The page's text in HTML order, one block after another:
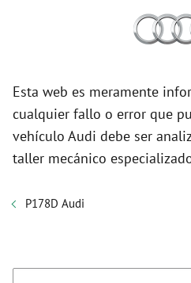
Esta web es meramente
cualquier fallo o error que
vehículo Audi debe ser
taller mecánico
P178D Audi